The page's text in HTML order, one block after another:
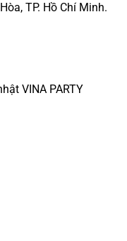
TP. Hồ Chí Minh.
VINA PARTY